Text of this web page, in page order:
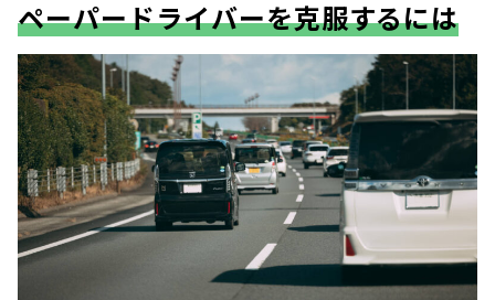
ペーパードライバーを克服するには